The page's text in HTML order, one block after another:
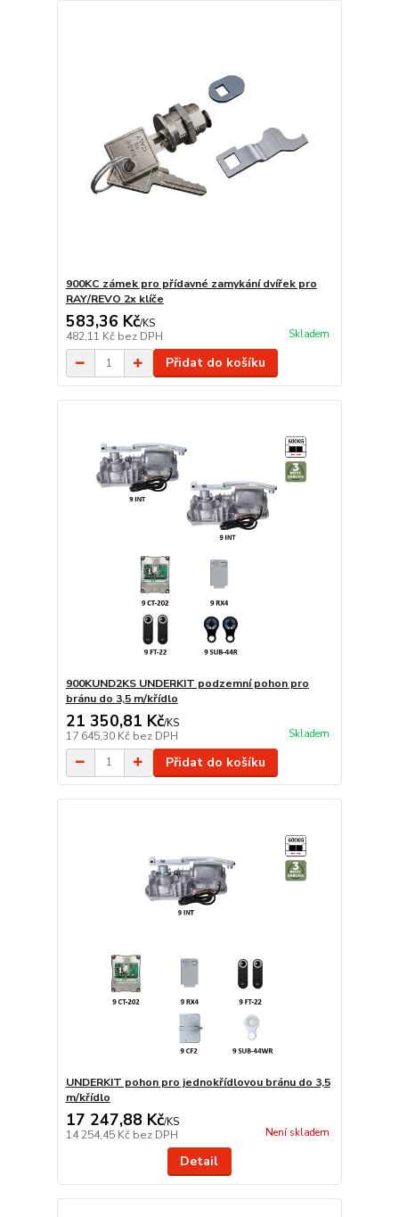
900KC zámek pro přídavné zamykání dvířek pro
RAY/REVO 2x klíče
583,36 Kč/KS
482,11 Kč bez DPH Skladem
Přidat do košíku
900KUND2KS UNDERKIT podzemní pohon pro
bránu do 3,5 m/křídlo
21 350,81 Kč/KS
17 645,30 Kč bez DPH Skladem
Přidat do košíku
UNDERKIT pohon pro jednokřídlovou bránu do 3,5
m/křídlo
17 247,88 Kč/KS
14 254,45 Kč bez DPH Není skladem
Detail